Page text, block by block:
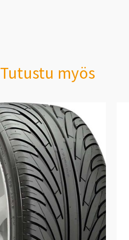
Tutustu myös